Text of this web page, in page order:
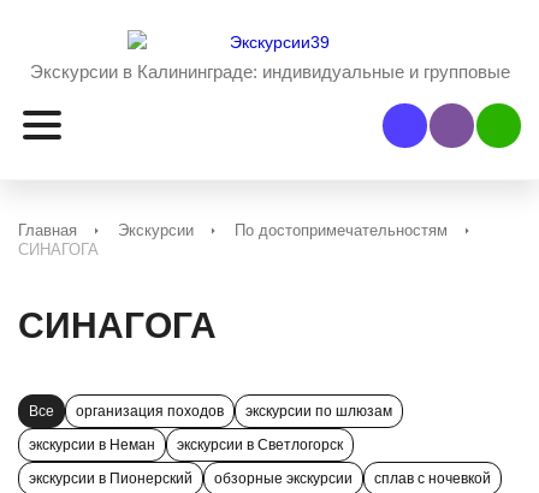
Экскурсии в Калининграде: индивидуальные и групповые
Наш ViberНаш
Главная Экскурсии
По достопримечательностям
СИНАГОГА
СИНАГОГА
Все организация походов
экскурсии по шлюзам
экскурсии в Неман
экскурсии в Светлогорск
экскурсии в Пионерский
обзорные экскурсии
сплав с ночевкой